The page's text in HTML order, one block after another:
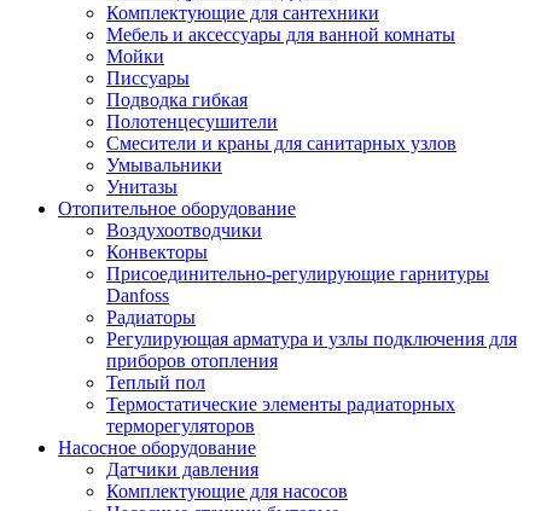
Комплектующие для сантехники
Мебель и аксессуары для ванной комнаты
Мойки
Писсуары
Подводка гибкая
Полотенцесушители
Смесители и краны для санитарных узлов
Умывальники
Унитазы
Отопительное оборудование
Воздухоотводчики
Конвекторы
Присоединительно-регулирующие гарнитуры
Danfoss
Радиаторы
Регулирующая арматура и узлы подключения для
приборов отопления
Теплый пол
Термостатические элементы радиаторных
терморегуляторов
Насосное оборудование
Датчики давления
Комплектующие для насосов